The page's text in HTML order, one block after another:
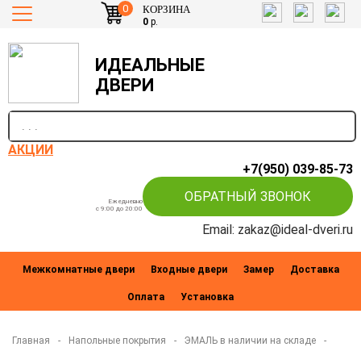
0 КОРЗИНА
0р.
ИДЕАЛЬНЫЕ
ДВЕРИ
АКЦИИ
+7(950) 039-85-73
Ежедневно
c 9:00 до 20:00
ОБРАТНЫЙ ЗВОНОК
Email: zakaz@ideal-dveri.ru
Межкомнатные двери Входные двери Замер Доставка
Оплата Установка
Главная - Напольные покрытия - ЭМАЛЬ в наличии на складе
-